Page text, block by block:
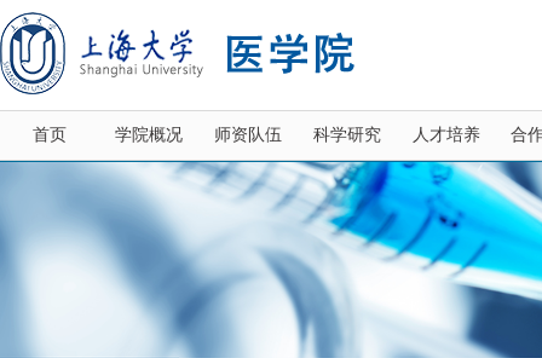
首页 学院概况 师资队伍 科学研究 人才培养 合